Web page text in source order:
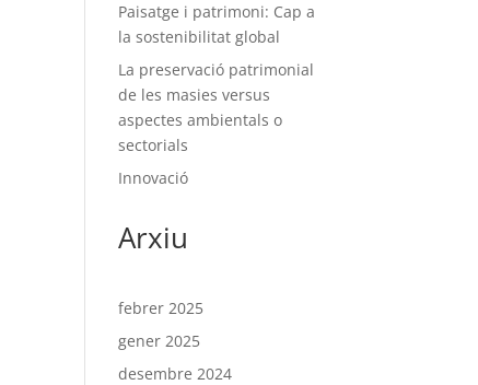
Paisatge i patrimoni: Cap a
la sostenibilitat global
La preservació patrimonial
de les masies versus
aspectes ambientals o
sectorials
Innovació
Arxiu
febrer 2025
gener 2025
desembre 2024